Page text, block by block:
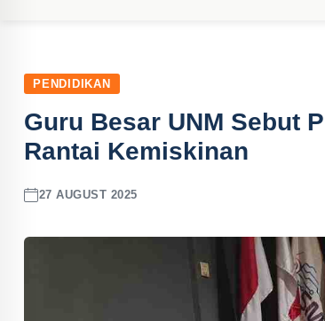
PENDIDIKAN
Guru Besar UNM Sebut
Rantai Kemiskinan
27 AUGUST 2025